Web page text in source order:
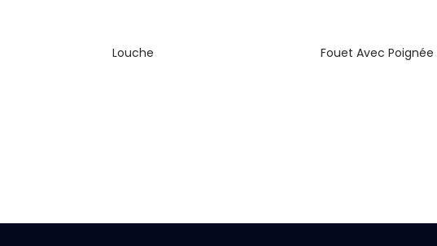
Louche Fouet Avec Poignée